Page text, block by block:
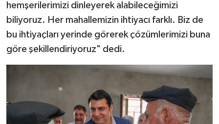
hemşerilerimizi dinleyerek alabileceğimizi
biliyoruz. Her mahallemizin ihtiyacı farklı. Biz de
bu ihtiyaçları yerinde görerek çözümlerimizi buna
göre şekillendiriyoruz" dedi.